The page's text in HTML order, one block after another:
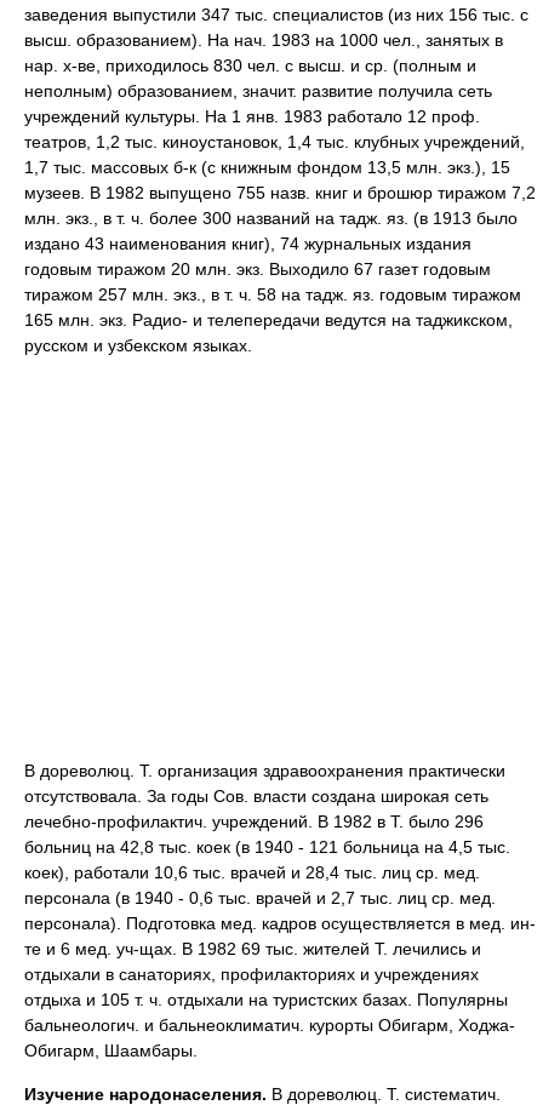
заведения выпустили 347 тыс. специалистов (из них 156 тыс. с
высш. образованием). На нач. 1983 на 1000 чел., занятых в
нар. х-ве, приходилось 830 чел. с высш. и ср. (полным и
неполным) образованием, значит. развитие получила сеть
учреждений культуры. На 1 янв. 1983 работало 12 проф.
театров, 1,2 тыс. киноустановок, 1,4 тыс. клубных учреждений,
1,7 тыс. массовых б-к (с книжным фондом 13,5 млн. экз.), 15
музеев. В 1982 выпущено 755 назв. книг и брошюр тиражом 7,2
млн. экз., в т. ч. более 300 названий на тадж. яз. (в 1913 было
издано 43 наименования книг), 74 журнальных издания
годовым тиражом 20 млн. экз. Выходило 67 газет годовым
тиражом 257 млн. экз., в т. ч. 58 на тадж. яз. годовым тиражом
165 млн. экз. Радио- и телепередачи ведутся на таджикском,
русском и узбекском языках.
В дореволюц. Т. организация здравоохранения практически
отсутствовала. За годы Сов. власти создана широкая сеть
лечебно-профилактич. учреждений. В 1982 в Т. было 296
больниц на 42,8 тыс. коек (в 1940 - 121 больница на 4,5 тыс.
коек), работали 10,6 тыс. врачей и 28,4 тыс. лиц ср. мед.
персонала (в 1940 - 0,6 тыс. врачей и 2,7 тыс. лиц ср. мед.
персонала). Подготовка мед. кадров осуществляется в мед. ин-
те и 6 мед. уч-щах. В 1982 69 тыс. жителей Т. лечились и
отдыхали в санаториях, профилакториях и учреждениях
отдыха и 105 т. ч. отдыхали на туристских базах. Популярны
бальнеологич. и бальнеоклиматич. курорты Обигарм, Ходжа-
Обигарм, Шаамбары.
Изучение народонаселения. В дореволюц. Т. систематич.